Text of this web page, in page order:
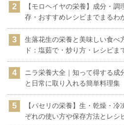
【モロヘイヤの栄養】成分・調
存・おすすめレシピまでまるわ
生落花生の栄養と美味しい食べ
ド：塩茹で・炒り方・レシピま
ニラ栄養大全｜知って得する成
と日常に取り入れる簡単料理集
【パセリの栄養】生・乾燥・冷
ぞれの使い方や保存方法とレシ